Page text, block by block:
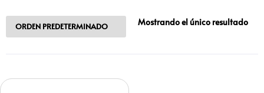
Mostrando el único resultado